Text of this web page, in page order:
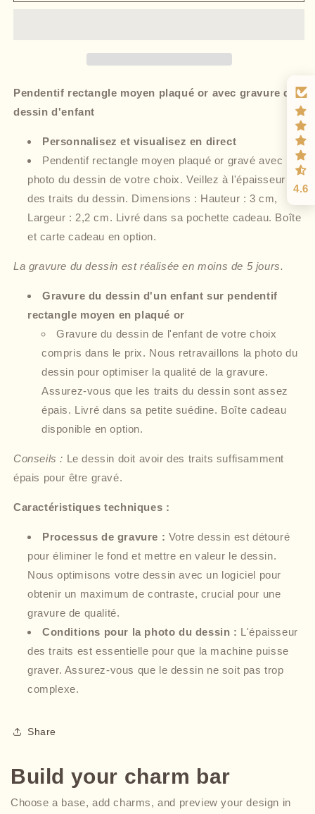
Pendentif rectangle moyen plaqué or avec gravure de
dessin d'enfant
Personnalisez et visualisez en direct
Pendentif rectangle moyen plaqué or gravé avec la
photo du dessin de votre choix. Veillez à l'épaisseur
des traits du dessin. Dimensions : Hauteur : 3 cm,
Largeur : 2,2 cm. Livré dans sa pochette cadeau. Boîte
et carte cadeau en option.
La gravure du dessin est réalisée en moins de 5 jours.
Gravure du dessin d'un enfant sur pendentif
rectangle moyen en plaqué or
Gravure du dessin de l'enfant de votre choix
compris dans le prix. Nous retravaillons la photo du
dessin pour optimiser la qualité de la gravure.
Assurez-vous que les traits du dessin sont assez
épais. Livré dans sa petite suédine. Boîte cadeau
disponible en option.
Conseils : Le dessin doit avoir des traits suffisamment
épais pour être gravé.
Caractéristiques techniques :
Processus de gravure : Votre dessin est détouré
pour éliminer le fond et mettre en valeur le dessin.
Nous optimisons votre dessin avec un logiciel pour
obtenir un maximum de contraste, crucial pour une
gravure de qualité.
Conditions pour la photo du dessin : L'épaisseur
des traits est essentielle pour que la machine puisse
graver. Assurez-vous que le dessin ne soit pas trop
complexe.
Share
Build your charm bar
Choose a base, add charms, and preview your design in
4.6